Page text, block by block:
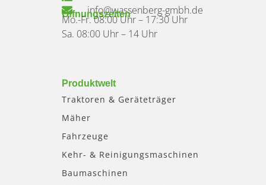
info@wassenberg-gmbh.de
Öffnungszeiten
Mo.-Fr. 08:00 Uhr – 17:30 Uhr
Sa. 08:00 Uhr – 14 Uhr
Produktwelt
Traktoren & Geräteträger
Mäher
Fahrzeuge
Kehr- & Reinigungsmaschinen
Baumaschinen